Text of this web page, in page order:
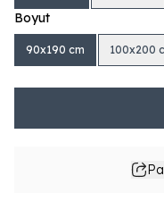
Boyut
90x190 cm 100x200